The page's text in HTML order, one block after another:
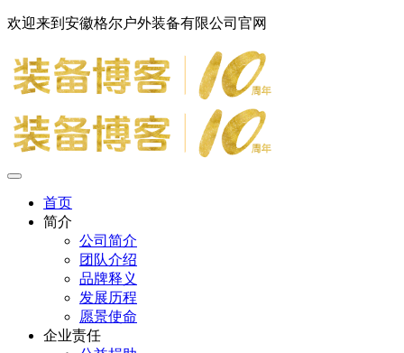
欢迎来到安徽格尔户外装备有限公司官网
首页
简介
公司简介
团队介绍
品牌释义
发展历程
愿景使命
企业责任